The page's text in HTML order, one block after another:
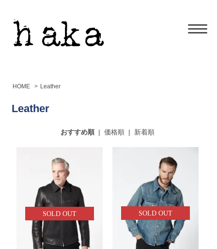
HOME > Leather
Leather
おすすめ順| 価格順| 新着順
SOLD OUT SOLD OUT